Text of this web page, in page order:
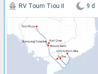
RV Toum Tiou II 9 d